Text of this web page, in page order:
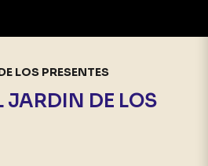
LOS PRESENTES
JARDIN DE LOS